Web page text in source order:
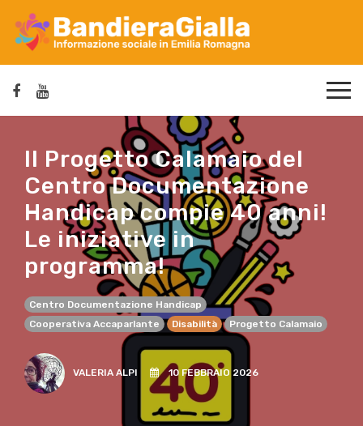
Il Progetto Calamaio del
Centro Documentazione
Handicap compie 40 anni!
Le iniziative in
programma!
Centro Documentazione Handicap
Cooperativa Accaparlante
Disabilità Progetto Calamaio
VALERIA ALPI 10 FEBBRAIO 2026